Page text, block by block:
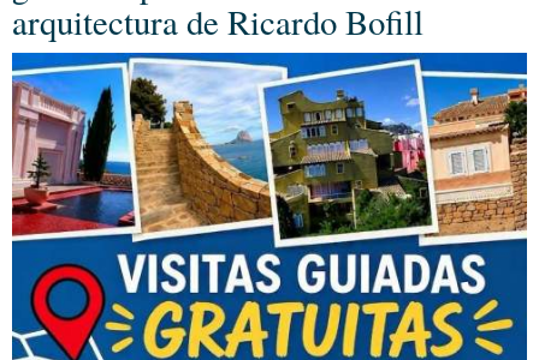
arquitectura de Ricardo Bofill